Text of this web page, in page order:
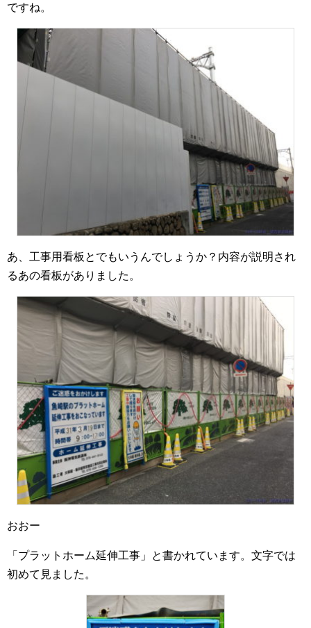
ですね。
あ、工事用看板とでもいうんでしょうか？内容が説明され
るあの看板がありました。
おおー
「プラットホーム延伸工事」と書かれています。文字では
初めて見ました。